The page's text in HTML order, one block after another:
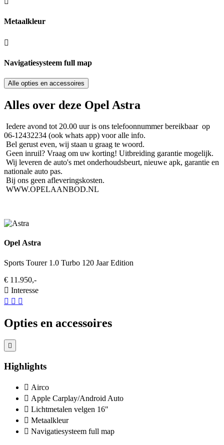
Metaalkleur
Navigatiesysteem full map
Alle opties en accessoires
Alles over deze Opel Astra
Iedere avond tot 20.00 uur is ons telefoonnummer bereikbaar op
06-12432234 (ook whats app) voor alle info.
Bel gerust even, wij staan u graag te woord.
Geen inruil? Vraag om uw korting! Uitbreiding garantie mogelijk.
Wij leveren de auto's met onderhoudsbeurt, nieuwe apk, garantie en
nationale auto pas.
Bij ons geen afleveringskosten.
WWW.OPELAANBOD.NL
Opel Astra
Sports Tourer 1.0 Turbo 120 Jaar Edition
€ 11.950,-
Interesse
Opties en accessoires
Highlights
Airco
Apple Carplay/Android Auto
Lichtmetalen velgen 16"
Metaalkleur
Navigatiesysteem full map